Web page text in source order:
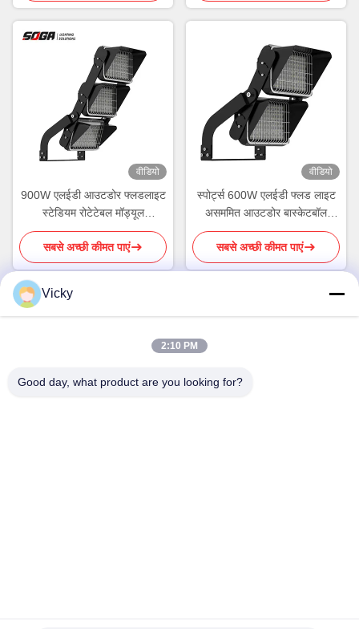
वीडियो
900W एलईडी आउटडोर फ्लडलाइट
स्टेडियम रोटेटेबल मॉड्यूल
एल्युमिनियम हाउसिंग ROHS
सबसे अच्छी कीमत पाएं
वीडियो
स्पोर्ट्स 600W एलईडी फ्लड लाइट
असममित आउटडोर बास्केटबॉल
लाइटिंग
सबसे अच्छी कीमत पाएं
पता
Vicky
2:10 PM
Good day, what product are you looking for?